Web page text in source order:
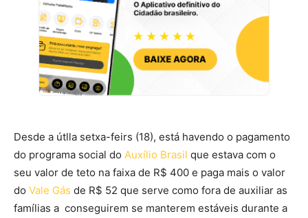
Desde a útlla setxa-feirs (18), está havendo o pagamento
do programa social do Auxílio Brasil que estava com o
seu valor de teto na faixa de R$ 400 e paga mais o valor
do Vale Gás de R$ 52 que serve como fora de auxiliar as
famílias a conseguirem se manterem estáveis durante a